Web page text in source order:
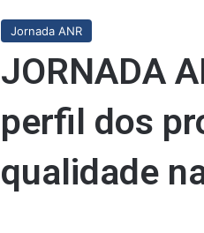
Jornada ANR
JORNADA
perfil dos
qualidade